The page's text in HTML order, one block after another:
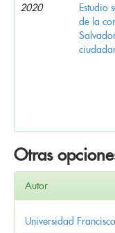
2020
Estudio
de la
Otras
Autor
Universidad